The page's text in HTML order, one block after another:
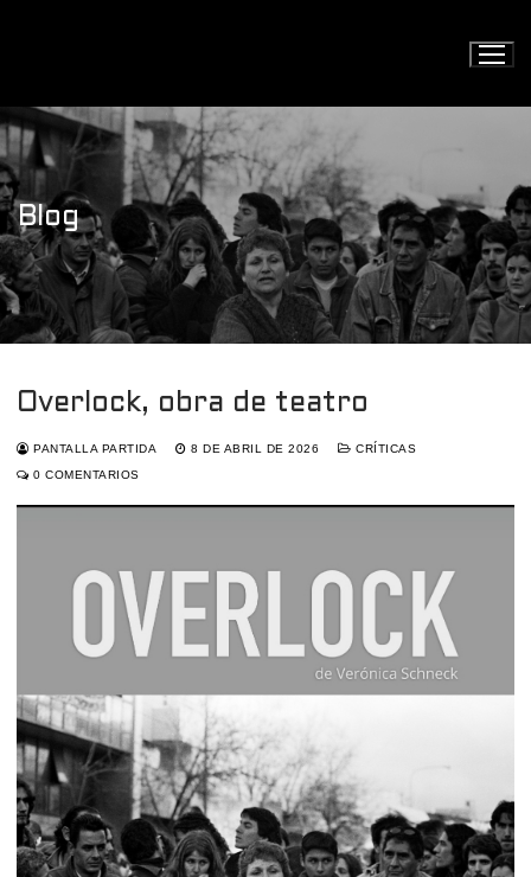
Blog
Overlock, obra de teatro
PANTALLA PARTIDA 8 DE ABRIL DE 2026
CRÍTICAS
0 COMENTARIOS